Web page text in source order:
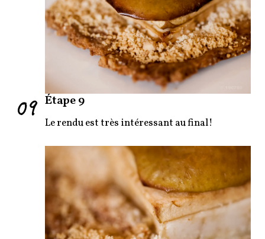
09 Étape 9
Le rendu est très intéressant au final!